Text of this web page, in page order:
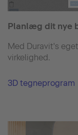
Planlæg dit nye
Med Duravit's
virkelighed.
3D tegneprogram